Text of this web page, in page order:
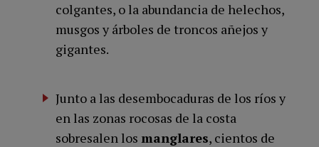
colgantes, o la abundancia de helechos,
musgos y árboles de troncos añejos y
gigantes.
Junto a las desembocaduras de los ríos y
en las zonas rocosas de la costa
sobresalen los manglares, cientos de